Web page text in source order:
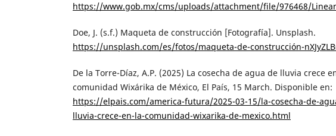
https://www.gob.mx/cms/uploads/attachment/file/976468/
Doe, J. (s.f.) Maqueta de construcción [Fotografía]. Unsplash.
https://unsplash.com/es/fotos/maqueta-de-construcción-
De la Torre-Díaz, A.P. (2025) La cosecha de agua de lluvia crece
comunidad Wixárika de México, El País, 15 March. Disponible en:
https://elpais.com/america-futura/2025-03-15/la-cosecha-de-
lluvia-crece-en-la-comunidad-wixarika-de-mexico.html